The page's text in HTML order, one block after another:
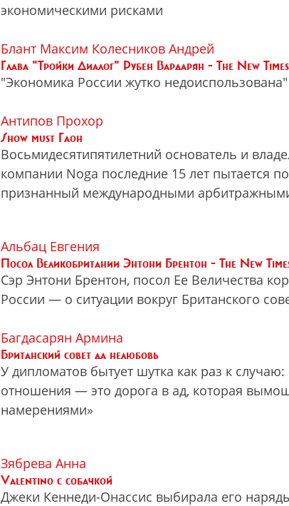
экономическими рисками
Блант Максим Колесников Андрей
Глава "Тройки Диалог" Рубен Вардарян - The New Times
"Экономика России жутко недоиспользована"
Антипов Прохор
Show must Гаон
Восьмидесятипятилетний основатель и
компании Noga последние 15 лет пытается
признанный международными
Альбац Евгения
Посол Великобритании Энтони Брентон - The New
Сэр Энтони Брентон, посол Ее Величества
России — о ситуации вокруг Британского
Багдасарян Армина
Британский совет да нелюбовь
У дипломатов бытует шутка как раз к
отношения — это дорога в ад, которая
намерениями»
Зябрева Анна
Valentino с собачкой
Джеки Кеннеди-Онассис выбирала его